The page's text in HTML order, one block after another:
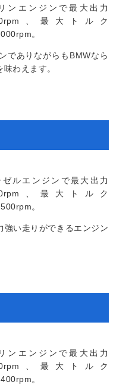
ンエンジンで最大出力
、最大トルク
。
でありながらもBMWなら
わえます。
ルエンジンで最大出力
、最大トルク
。
い走りができるエンジン
ンエンジンで最大出力
、最大トルク
。